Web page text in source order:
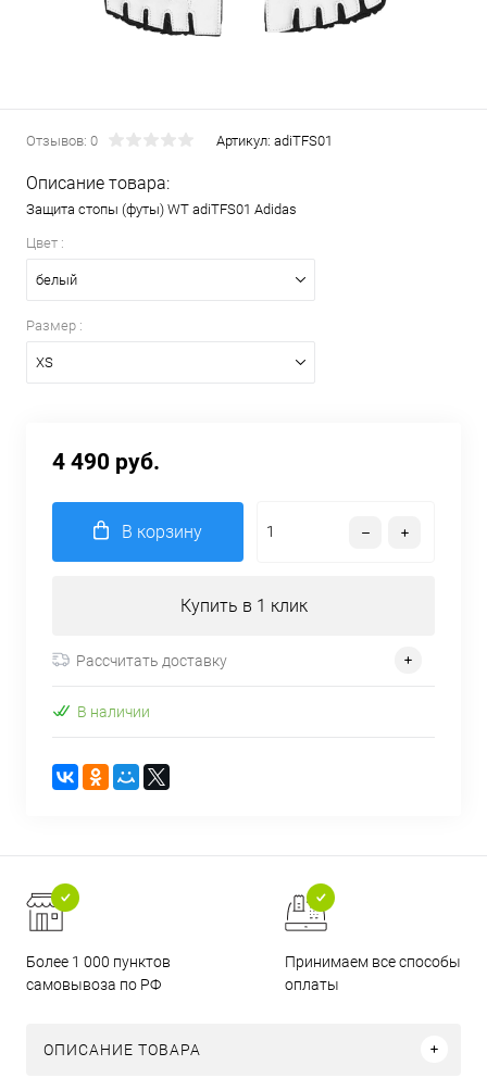
Отзывов: 0 Артикул: adiTFS01
Описание товара:
Защита стопы (футы) WT adiTFS01 Adidas
Цвет :
белый
Размер :
XS
4 490 руб.
В корзину
Купить в 1 клик
Рассчитать доставку
В наличии
Более 1 000 пунктов
самовывоза по РФ
Принимаем все способы
оплаты
ОПИСАНИЕ ТОВАРА